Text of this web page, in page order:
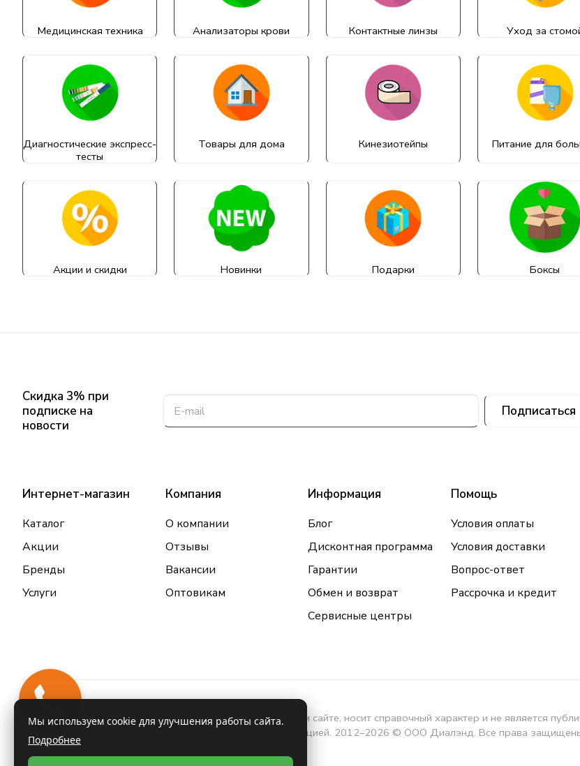
Медицинская техника Анализаторы крови Контактные линзы Уход за
Диагностические экспресс-
тесты
Товары для дома Кинезиотейпы Питание для
Акции и скидки Новинки Подарки Боксы
Скидка 3% при
подписке на
новости
Подписаться
Интернет-магазин
Каталог
Акции
Бренды
Услуги
Компания
О компании
Отзывы
Вакансии
Оптовикам
Информация
Блог
Дисконтная программа
Гарантии
Обмен и возврат
Сервисные центры
Помощь
Условия оплаты
Условия доставки
Вопрос-ответ
Рассрочка и кредит
Информация о товарах и услугах, размещенная на данном сайте, носит справочный характер и не является
проконсультироваться с врачом и ознакомиться с инструкцией. 2012–2026 © ООО Диалэнд. Все права
Мы используем cookie для улучшения работы сайта.
Подробнее